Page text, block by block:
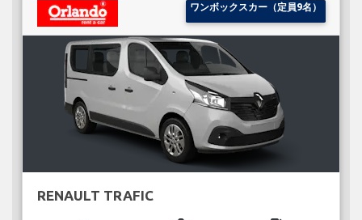
ワンボックスカー（定員9名）
RENAULT TRAFIC